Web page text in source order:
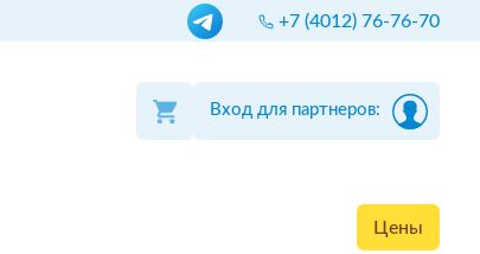
+7 (4012) 76-76-70
Вход для партнеров:
Цены